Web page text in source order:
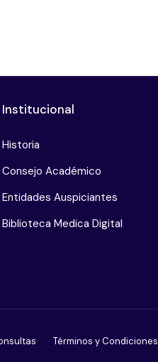
Institucional
Historia
Consejo Académico
Entidades Auspiciantes
Biblioteca Medica Digital
Términos y Condiciones